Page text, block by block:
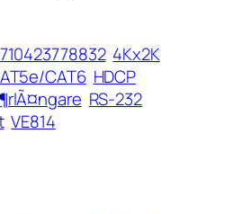
4Kx2K
CAT6 HDCP
RS-232
VE814